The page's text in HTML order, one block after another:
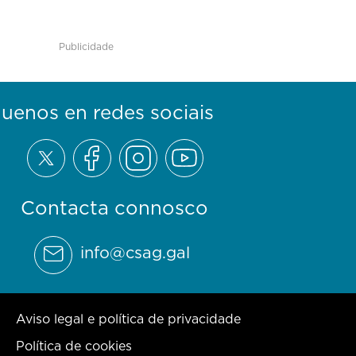
Publicidade
Contacta connosco
info@csag.gal
en redes sociais
Aviso legal e política de privacidade
Política de cookies